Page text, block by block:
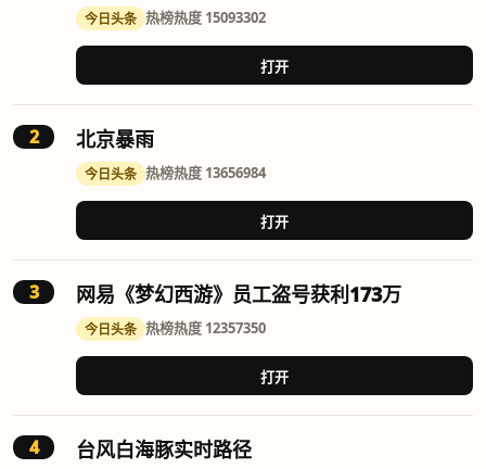
今日头条 热榜热度 15093302
打开
2 北京暴雨
今日头条 热榜热度 13656984
打开
3 网易《梦幻西游》员工盗号获利173万
今日头条 热榜热度 12357350
打开
4 台风白海豚实时路径